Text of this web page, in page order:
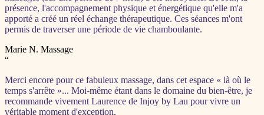
présence, l'accompagnement physique et énergétique qu'elle m'a
apporté a créé un réel échange thérapeutique. Ces séances m'ont
permis de traverser une période de vie chamboulante.
Marie N. Massage
“
Merci encore pour ce fabuleux massage, dans cet espace « là où le
temps s'arrête »... Moi-même étant dans le domaine du bien-être, je
recommande vivement Laurence de Injoy by Lau pour vivre un
véritable moment d'exception.